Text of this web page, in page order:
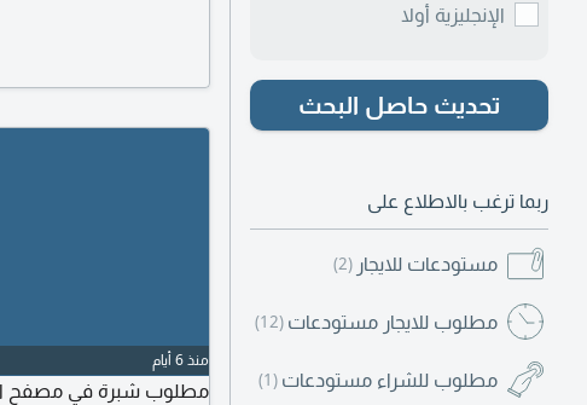
الإنجليزية أولا
تحديث حاصل البحث
ربما ترغب بالاطلاع على
مستودعات للايجار (2)
مطلوب للايجار مستودعات (12)
مطلوب للشراء مستودعات (1)
منذ 6 أيام
مطلوب شبرة في مصفح